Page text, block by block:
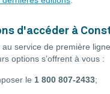
d'accéder à
au service de première
options s’offrent à vous :
le 1 800 807-2433;